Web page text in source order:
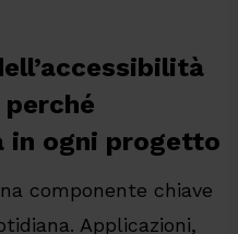
in ogni progetto
componente chiave
Applicazioni,